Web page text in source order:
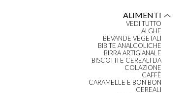
ALIMENTI
VEDI TUTTO
ALGHE
BEVANDE VEGETALI
BIBITE ANALCOLICHE
BIRRA ARTIGIANALE
BISCOTTI E CEREALI DA
COLAZIONE
CAFFÈ
CARAMELLE E BON BON
CEREALI